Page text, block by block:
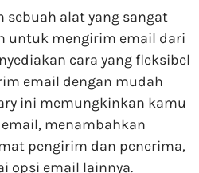
sebuah alat yang sangat
untuk mengirim email dari
cara yang fleksibel
email dengan mudah
ini memungkinkan kamu
menambahkan
pengirim dan penerima,
opsi email lainnya.